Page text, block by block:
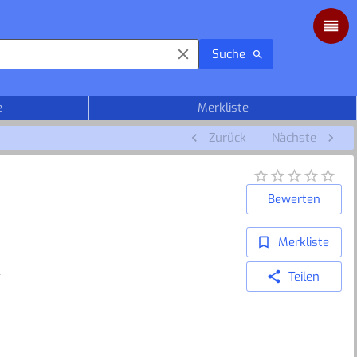
Suche
Merkliste
Zurück Nächste
Bewerten
Merkliste
Teilen